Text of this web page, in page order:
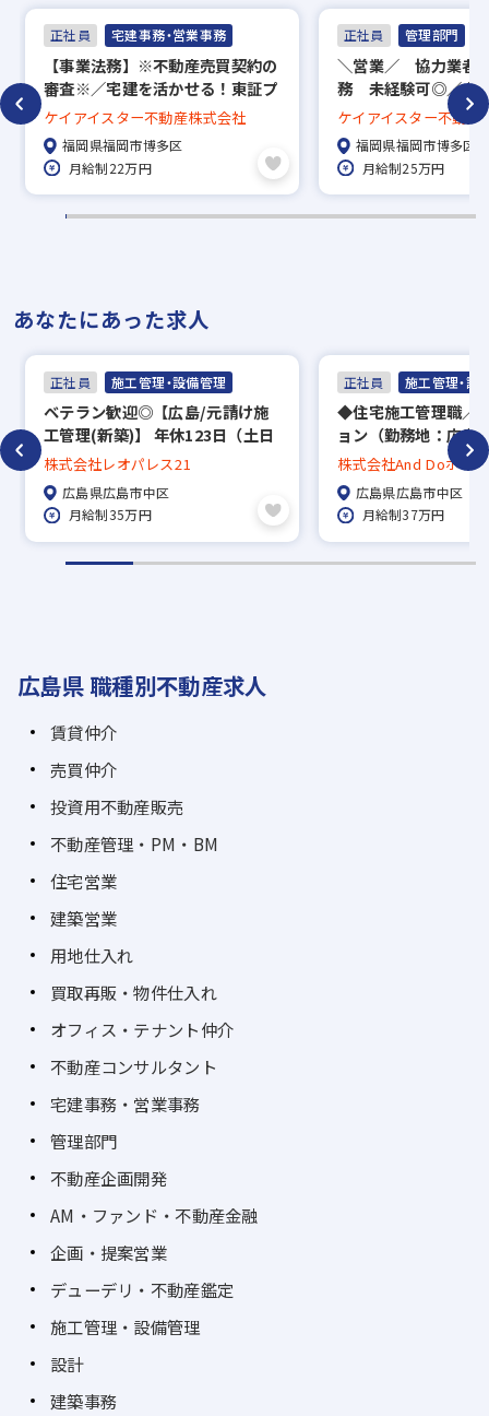
正社員 宅建事務・営業事務
【事業法務】※不動産売買契約の
審査※／宅建を活かせる！東証プ
ライム市場上場企業／年間休日
115日／福利厚生充実◎
ケイアイスター不動産株式会社
福岡県福岡市博多区
月給制22万円
正社員 管理部門
＼営業／ 協力業者
務 未経験可◎／土
休日120日／インセ
ケイアイスター不動産
福岡県福岡市博多区
月給制25万円
あなたにあった求人
正社員 施工管理・設備管理
ベテラン歓迎◎【広島/元請け施
工管理(新築)】 年休123日（土日
祝休）/福利厚生充実◎/プライム
市場
株式会社レオパレス21
広島県広島市中区
月給制35万円
正社員 施工管理・設
◆住宅施工管理職／
ョン（勤務地：広
し働き方改革を進め
／資格手当有！1級
技士2万円、他
株式会社And Doホー
広島県広島市中区
月給制37万円
広島県 職種別不動産求人
賃貸仲介
売買仲介
投資用不動産販売
不動産管理・PM・BM
住宅営業
建築営業
用地仕入れ
買取再販・物件仕入れ
オフィス・テナント仲介
不動産コンサルタント
宅建事務・営業事務
管理部門
不動産企画開発
AM・ファンド・不動産金融
企画・提案営業
デューデリ・不動産鑑定
施工管理・設備管理
設計
建築事務